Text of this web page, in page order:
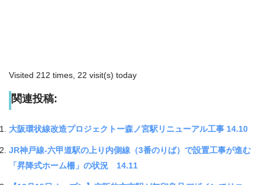
Visited 212 times, 22 visit(s) today
関連投稿:
大阪環状線改造プロジェクトー森ノ宮駅リニューアル工事 14.10
JR神戸線-六甲道駅の上り内側線（3番のりば）で設置工事が進む
「昇降式ホーム柵」の状況 14.11